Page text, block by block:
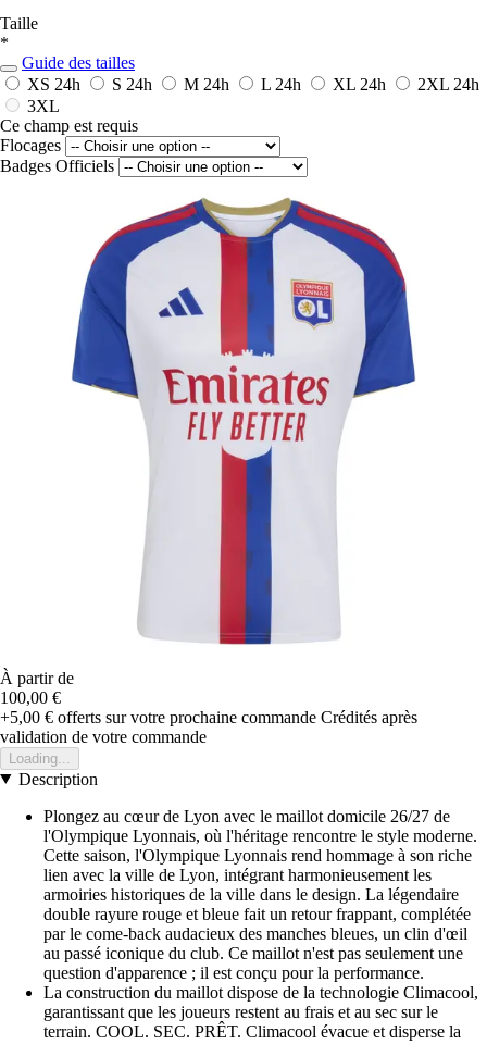
Taille
*
Guide des tailles
XS 24h S 24h M 24h L 24h XL 24h 2XL 24h
3XL
Ce champ est requis
Flocages
Badges Officiels
À partir de
100,00 €
+5,00 € offerts sur votre prochaine commande Crédités après
validation de votre commande
Loading...
Description
Plongez au cœur de Lyon avec le maillot domicile 26/27 de
l'Olympique Lyonnais, où l'héritage rencontre le style moderne.
Cette saison, l'Olympique Lyonnais rend hommage à son riche
lien avec la ville de Lyon, intégrant harmonieusement les
armoiries historiques de la ville dans le design. La légendaire
double rayure rouge et bleue fait un retour frappant, complétée
par le come-back audacieux des manches bleues, un clin d'œil
au passé iconique du club. Ce maillot n'est pas seulement une
question d'apparence ; il est conçu pour la performance.
La construction du maillot dispose de la technologie Climacool,
garantissant que les joueurs restent au frais et au sec sur le
terrain. COOL. SEC. PRÊT. Climacool évacue et disperse la